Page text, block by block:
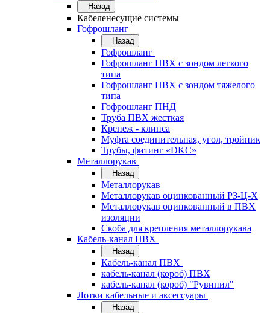
Назад
Кабеленесущие системы
Гофрошланг
Назад
Гофрошланг
Гофрошланг ПВХ с зондом легкого
типа
Гофрошланг ПВХ с зондом тяжелого
типа
Гофрошланг ПНД
Труба ПВХ жесткая
Крепеж - клипса
Муфта соединительная, угол, тройник
Трубы, фитинг «DKC»
Металлорукав
Назад
Металлорукав
Металлорукав оцинкованный РЗ-Ц-Х
Металлорукав оцинкованный в ПВХ
изоляции
Скоба для крепления металлорукава
Кабель-канал ПВХ
Назад
Кабель-канал ПВХ
кабель-канал (короб) ПВХ
кабель-канал (короб) "Рувинил"
Лотки кабельные и аксессуары
Назад